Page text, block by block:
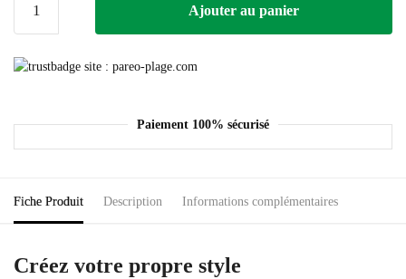
Ajouter au panier
Paiement 100% sécurisé
Fiche Produit Description Informations complémentaires
Créez votre propre style